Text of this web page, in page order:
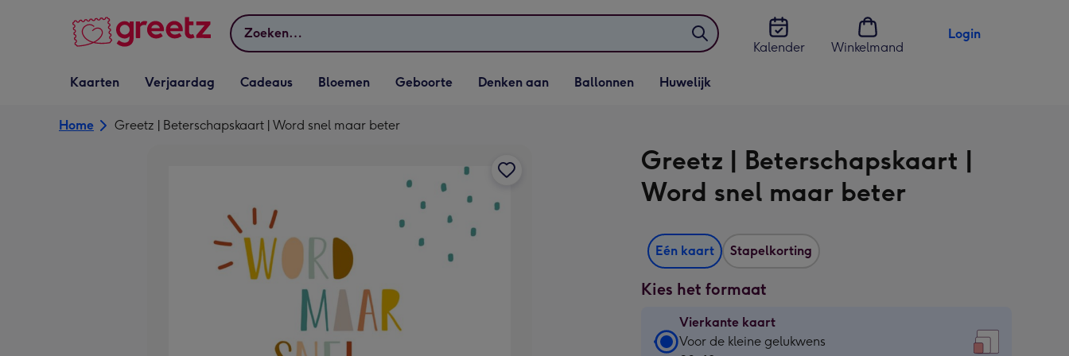
Zoeken
Kalender
Winkelmand
Login
Vervolgkeuzelijst
Kaarten openen
Kaarten
Vervolgkeuzelijst
Verjaardag openen
Verjaardag
Vervolgkeuzelijst
Cadeaus openen
Cadeaus
Vervolgkeuzelijst
Bloemen openen
Bloemen
Vervolgkeuzelijst
Geboorte openen
Geboorte
Vervolgkeuzelijst
Denken aan openen
Denken aan
Vervolgkeuzelijst
Ballonnen openen
Ballonnen
Vervolgkeuzelijst
Huwelijk openen
Huwelijk
Home Greetz | Beterschapskaart | Word snel maar beter
Greetz | Beterschapskaart |
Word snel maar beter
Eén kaart Stapelkorting
Kies het formaat
Vierkante kaart
Vierkante
Voor de kleine gelukwens